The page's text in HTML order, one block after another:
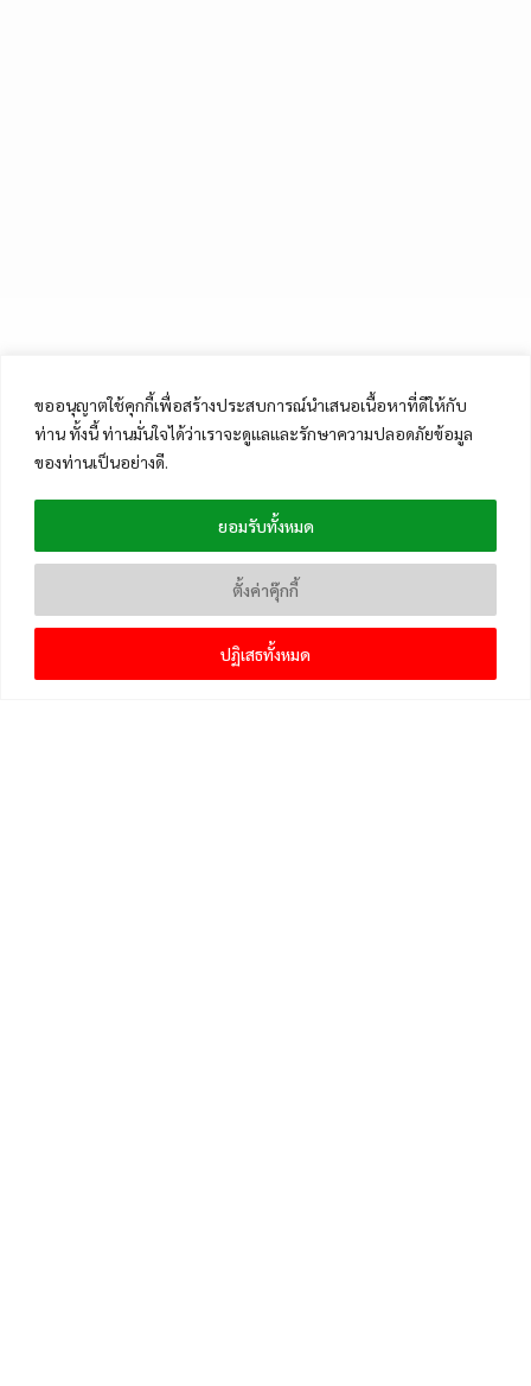
ขออนุญาตใช้คุกกี้เพื่อสร้างประสบการณ์นำเสนอเนื้อหาที่ดีให้กับ
ท่าน ทั้งนี้ ท่านมั่นใจได้ว่าเราจะดูแลและรักษาความปลอดภัยข้อมูล
ของท่านเป็นอย่างดี.
ตั้งค่าคุ๊กกี้
ปฏิเสธทั้งหมด
ยอมรับทั้งหมด